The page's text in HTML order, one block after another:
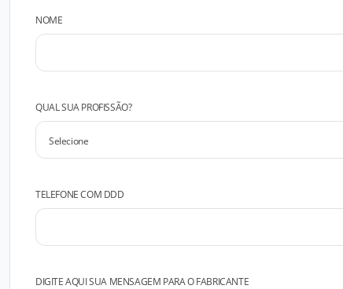
NOME
QUAL SUA PROFISSÃO?
TELEFONE COM DDD
DIGITE AQUI SUA MENSAGEM PARA O FABRICANTE